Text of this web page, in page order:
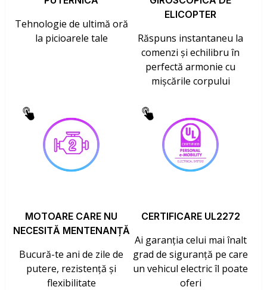
Tehnologie de ultimă oră
la picioarele tale
ELICOPTER
Răspuns instantaneu la
comenzi și echilibru în
perfectă armonie cu
mișcările corpului
MOTOARE CARE NU
NECESITĂ MENTENANȚĂ
Bucură-te ani de zile de
putere, rezistență și
flexibilitate
CERTIFICARE UL2272
Ai garanția celui mai înalt
grad de siguranță pe care
un vehicul electric îl poate
oferi